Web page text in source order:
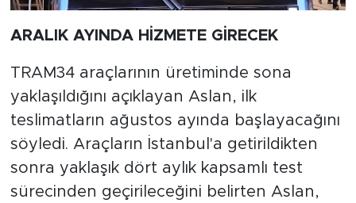
ARALIK AYINDA HİZMETE GİRECEK
TRAM34 araçlarının üretiminde sona
yaklaşıldığını açıklayan Aslan, ilk
teslimatların ağustos ayında başlayacağını
söyledi. Araçların İstanbul'a getirildikten
sonra yaklaşık dört aylık kapsamlı test
sürecinden geçirileceğini belirten Aslan,